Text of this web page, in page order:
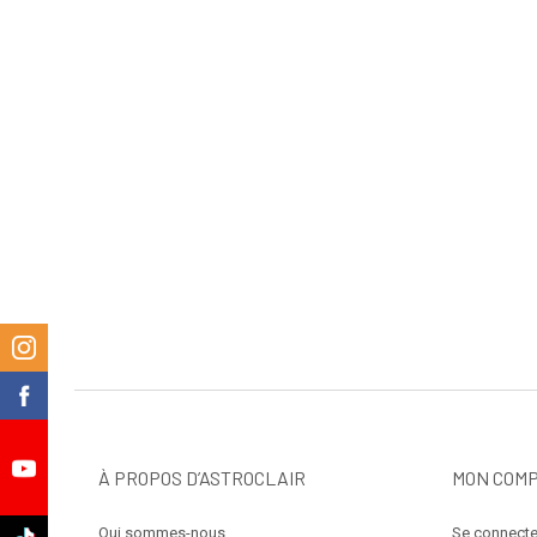
À PROPOS D’ASTROCLAIR
Qui sommes-nous
MON
Se